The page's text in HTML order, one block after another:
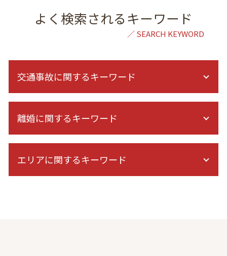
よく検索されるキーワード
交通事故に関するキーワード
人身傷害 保険 逸失利益 計算
交通事故 法律事務所
交通事故 過失割合
交通事故 示談交渉 期間
離婚に関するキーワード
親権 裁判
子どもの親権
エリアに関するキーワード